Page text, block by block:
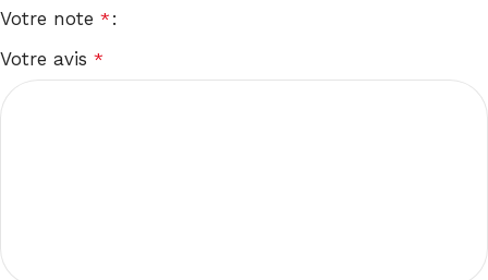
Votre note *
Votre avis *